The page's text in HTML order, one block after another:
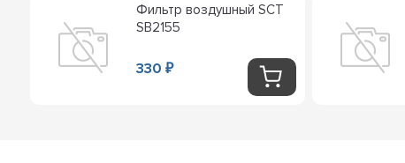
Фильтр воздушный SCT
SB2155
330₽